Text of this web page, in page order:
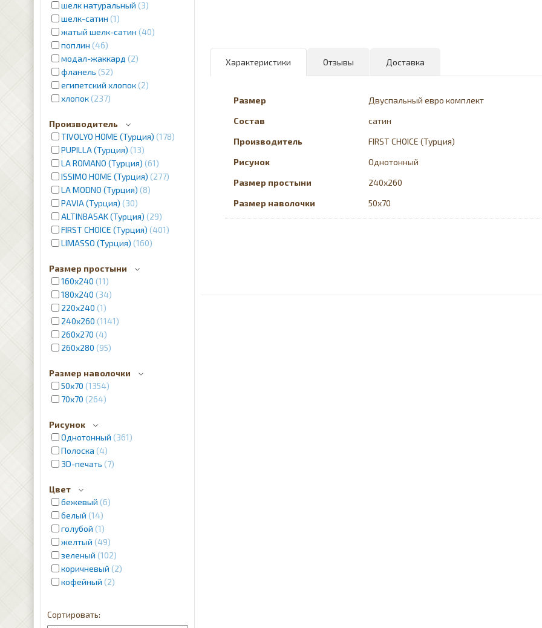
шелк натуральный 3
шелк-сатин 1
жатый шелк-сатин 40
поплин 46
модал-жаккард
2
фланель 52
египетский хлопок 2
хлопок 237
Производитель
TIVOLYO HOME (Турция) 178
PUPILLA (Турция) 13
LA ROMANO (Турция) 61
ISSIMO HOME (Турция) 277
LA MODNO (Турция) 8
PAVIA (Турция) 30
ALTINBASAK (Турция) 29
FIRST CHOICE (Турция) 401
LIMASSO (Турция) 160
Размер простыни
160х240 11
180х240 34
220х240 1
240x260 1141
260x270 4
260x280 95
Размер наволочки
50х70 1354
70x70 264
Рисунок
Однотонный 361
Полоска 4
3D-печать 7
Цвет
бежевый 6
белый 14
голубой 1
желтый 49
зеленый 102
коричневый 2
кофейный 2
молочный
Характеристики Отзывы Доставка
Размер
Двуспальный евро комплект
Состав
сатин
Производитель
FIRST CHOICE (Турция)
Рисунок
Однотонный
Размер простыни
240x260
Размер наволочки
50х70